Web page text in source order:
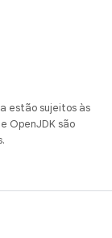
estão sujeitos às
OpenJDK são